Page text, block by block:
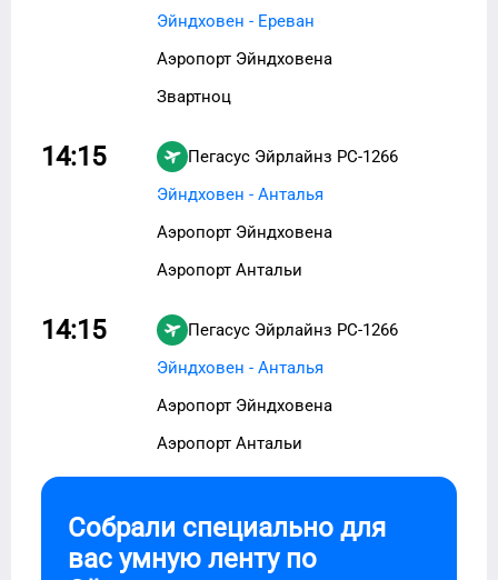
Эйндховен - Ереван
Аэропорт Эйндховена
Звартноц
14:15 Пегасус Эйрлайнз PC-1266
Эйндховен - Анталья
Аэропорт Эйндховена
Аэропорт Антальи
14:15 Пегасус Эйрлайнз PC-1266
Эйндховен - Анталья
Аэропорт Эйндховена
Аэропорт Антальи
Собрали специально для
вас умную ленту по